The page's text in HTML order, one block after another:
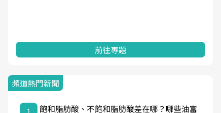
頻道熱門新聞
飽和脂肪酸、不飽和脂肪酸差在哪？哪些油富